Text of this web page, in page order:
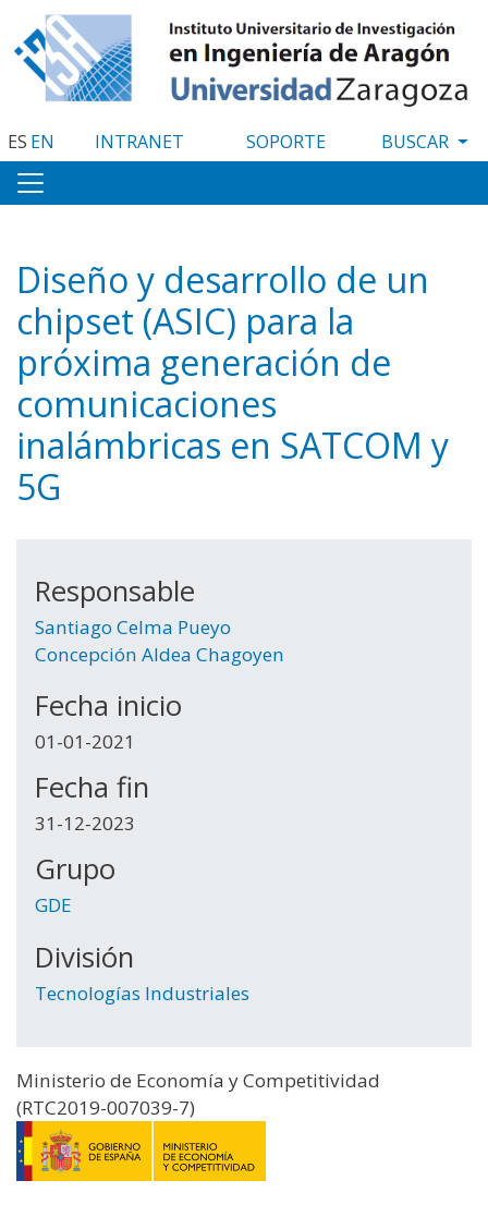
al
contenido
principal
ES EN INTRANET SOPORTE
Diseño y desarrollo de un
chipset (ASIC) para la
próxima generación de
comunicaciones
inalámbricas en SATCOM y
5G
Responsable
Santiago Celma Pueyo
Concepción Aldea Chagoyen
Fecha inicio
01-01-2021
Fecha fin
31-12-2023
Grupo
GDE
División
Tecnologías Industriales
Ministerio de Economía y Competitividad
(RTC2019-007039-7)